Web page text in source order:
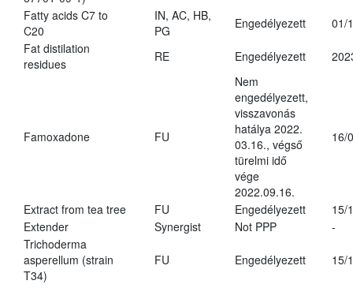
Fatty acids C7 to
C20
IN, AC, HB,
PG
Engedélyezett
01/
Fat distilation
residues
RE Engedélyezett
Famoxadone FU
Nem
engedélyezett,
visszavonás
hatálya 2022.
03.16., végső
türelmi idő
vége
2022.09.16.
16/
Extract from tea tree FU Engedélyezett
15/
Extender
Synergist Not PPP
-
Trichoderma
asperellum (strain
T34)
FU Engedélyezett 15/